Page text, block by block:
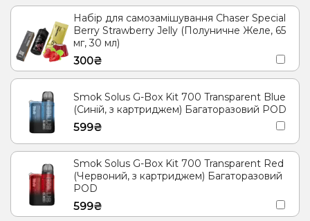
Набір для самозамішування Chaser Special
Berry Strawberry Jelly (Полуничне Желе, 65
мг, 30 мл)
300₴
Smok Solus G-Box Kit 700 Transparent Blue
(Синій, з картриджем) Багаторазовий POD
599₴
Smok Solus G-Box Kit 700 Transparent Red
(Червоний, з картриджем) Багаторазовий
POD
599₴